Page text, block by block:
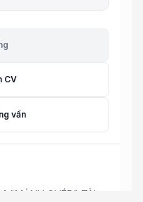
CV
vấn
"MẢNH GHÉP" TÀI